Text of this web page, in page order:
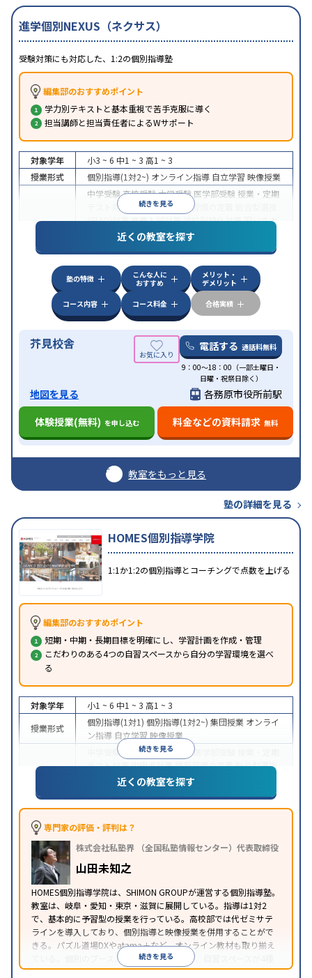
進学個別NEXUS（ネクサス）
受験対策にも対応した、1:2の個別指導塾
編集部のおすすめポイント
学力別テキストと基本重視で苦手克服に導く
担当講師と担当責任者によるWサポート
続きを見る
対象学年 小3 ~ 6 中1 ~ 3 高1 ~ 3
授業形式
個別指導(1対2~) オンライン指導 自立学習 映像授業
中学受験高校受験大学受験 医学部受験 授業・定期
テスト対策
内申点対策 学習習慣の定着
(旧AO)対策推薦入試対策学校別特化対策国公立大
私大対策共通テスト対策
特徴
中高一貫校生に対応入塾に学力基準あり 授業の振
替可能不登校生に対応
学習にPC・タブレットを利
用 オンライン対応1科目から受講可能季節講習の
みの受講可発達障害の子どもに対応自習室あり
近くの教室を探す
塾の特徴
こんな人に
おすすめ
メリット・
デメリット
コース内容
コース料金 合格実績
芥見校舎 電話する 通話料無料
9：00～18：00（一部土曜日・
日曜・祝祭日除く）
地図を見る
各務原市役所前駅
体験授業(無料) を申し込む 料金などの資料請求 無料
教室をもっと見る
塾の詳細を見る
HOMES個別指導学院
1:1か1:2の個別指導とコーチングで点数を上げる
編集部のおすすめポイント
短期・中期・長期目標を明確にし、学習計画を作成・管理
こだわりのある4つの自習スペースから自分の学習環境を選べ
る
続きを見る
対象学年 小1 ~ 6 中1 ~ 3 高1 ~ 3
授業形式
個別指導(1対1) 個別指導(1対2~) 集団授業 オンライ
ン指導 自立学習 映像授業
中学受験 高校受験大学受験 医学部受験
テスト対策内申点対策学習習慣の定着総合型選抜
(旧AO)対策 推薦入試対策学校別特化対策
その他科目別特化対
特徴
中高一貫校生に対応
応
学習にPC・タブレットを利用
科目から受講可能 季節講習のみの受講可発達障害
の子どもに対応
近くの教室を探す
専門家の評価・評判は？
株式会社私塾界 （全国私塾情報センター）代表取締役
山田未知之
HOMES個別指導学院は、SHIMON GROUPが運営する個別指導塾。
教室は、岐阜・愛知・東京・滋賀に展開している。指導は1対2
で、基本的に予習型の授業を行っている。高校部では代ゼミサテ
ラインを導入しており、個別指導と映像授業を併用することがで
きる。パズル道場DXやatama＋など、オンライン教材も取り揃え
ている。個別のブース、フリースペースなど、自習スペースが4種
類あるのも特徴だ。
続きを見る